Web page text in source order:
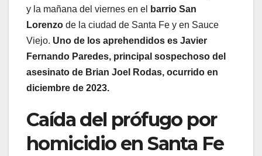
y la mañana del viernes en el
barrio San
Lorenzo de la ciudad de Santa Fe y en Sauce
Viejo. Uno de los aprehendidos es Javier
Fernando Paredes, principal sospechoso del
asesinato de Brian Joel Rodas, ocurrido en
diciembre de 2023.
Caída del prófugo por
homicidio en Santa Fe